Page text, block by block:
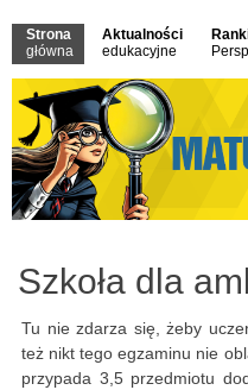
Strona
główna
Aktualności
edukacyjne
Szkoła dla
Tu nie zdarza się, żeby
też nikt tego egzaminu nie
przypada 3,5 przedmiotu